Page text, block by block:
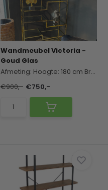
Diep...
Wandmeubel Victoria -
Goud Glas
Afmeting: Hoogte: 180 cm Breedte: 100 cm
€900,- €750,-